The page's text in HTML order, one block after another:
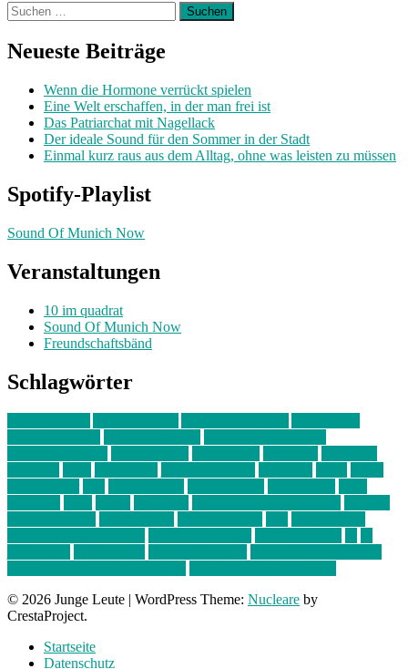
Suchen
nach:
Neueste Beiträge
Wenn die Hormone verrückt spielen
Eine Welt erschaffen, in der man frei ist
Das Patriarchat mit Nagellack
Der ideale Sound für den Sommer in der Stadt
Einmal kurz raus aus dem Alltag, ohne was leisten zu müssen
Spotify-Playlist
Sound Of Munich Now
Veranstaltungen
10 im quadrat
Sound Of Munich Now
Freundschaftsbänd
Schlagwörter
© 2026 Junge Leute | WordPress Theme: Nucleare by
CrestaProject.
Startseite
Datenschutz